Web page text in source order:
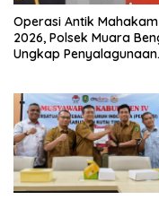
Operasi Antik Mahakam
2026, Polsek Muara
Ungkap Penyalagunaan